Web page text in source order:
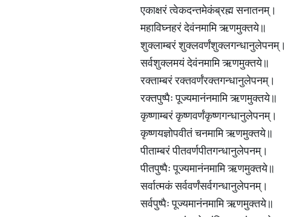
एकाक्षरं त्वेकदन्तमेकंब्रह्म सनातनम्।
महाविघ्नहरं देवंनमामि ऋणमुक्तये॥
शुक्लाम्बरं शुक्लवर्णंशुक्लगन्धानुलेपनम्।
सर्वशुक्लमयं देवंनमामि ऋणमुक्तये॥
रक्ताम्बरं रक्तवर्णंरक्तगन्धानुलेपनम्।
रक्तपुष्पैः पूज्यमानंनमामि ऋणमुक्तये॥
कृष्णाम्बरं कृष्णवर्णंकृष्णगन्धानुलेपनम्।
कृष्णयज्ञोपवीतं चनमामि ऋणमुक्तये॥
पीताम्बरं पीतवर्णपीतगन्धानुलेपनम्।
पीतपुष्पैः पूज्यमानंनमामि ऋणमुक्तये॥
सर्वात्मकं सर्ववर्णंसर्वगन्धानुलेपनम्।
सर्वपुष्पैः पूज्यमानंनमामि ऋणमुक्तये॥